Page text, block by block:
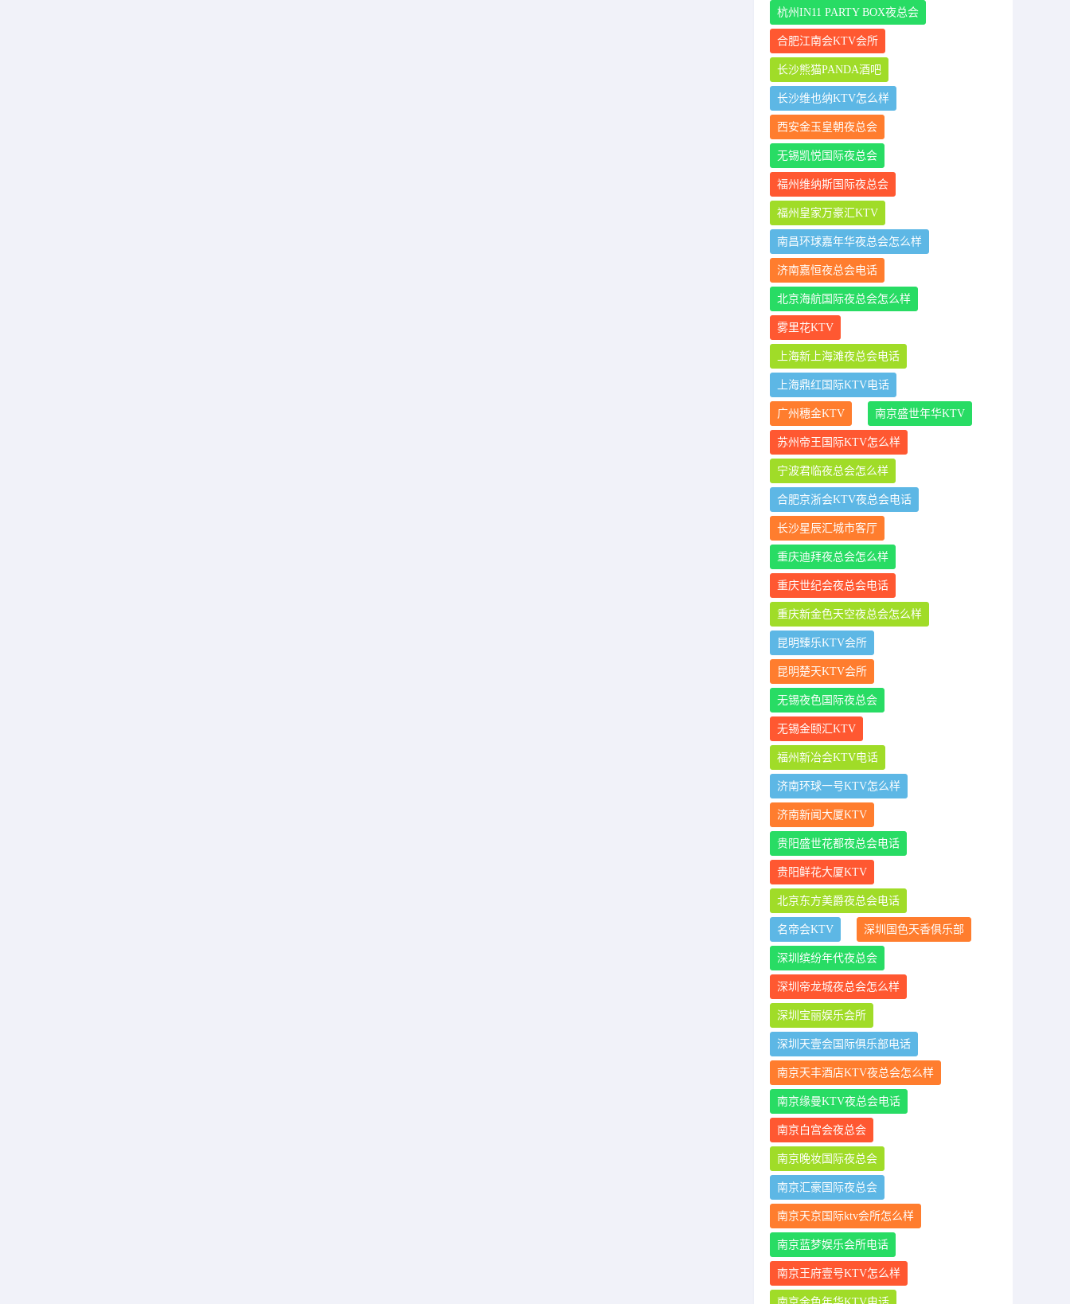
杭州IN11 PARTY BOX夜总会
合肥江南会KTV会所
长沙熊猫PANDA酒吧
长沙维也纳KTV怎么样
西安金玉皇朝夜总会
无锡凯悦国际夜总会
福州维纳斯国际夜总会
福州皇家万豪汇KTV
南昌环球嘉年华夜总会怎么样
济南嘉恒夜总会电话
北京海航国际夜总会怎么样
雾里花KTV
上海新上海滩夜总会电话
上海鼎红国际KTV电话
广州穗金KTV 南京盛世年华KTV
苏州帝王国际KTV怎么样
宁波君临夜总会怎么样
合肥京浙会KTV夜总会电话
长沙星辰汇城市客厅
重庆迪拜夜总会怎么样
重庆世纪会夜总会电话
重庆新金色天空夜总会怎么样
昆明臻乐KTV会所
昆明楚天KTV会所
无锡夜色国际夜总会
无锡金颐汇KTV
福州新冶会KTV电话
济南环球一号KTV怎么样
济南新闻大厦KTV
贵阳盛世花都夜总会电话
贵阳鲜花大厦KTV
北京东方美爵夜总会电话
名帝会KTV 深圳国色天香俱乐部
深圳缤纷年代夜总会
深圳帝龙城夜总会怎么样
深圳宝丽娱乐会所
深圳天壹会国际俱乐部电话
南京天丰酒店KTV夜总会怎么样
南京缘曼KTV夜总会电话
南京白宫会夜总会
南京晚妆国际夜总会
南京汇豪国际夜总会
南京天京国际ktv会所怎么样
南京蓝梦娱乐会所电话
南京王府壹号KTV怎么样